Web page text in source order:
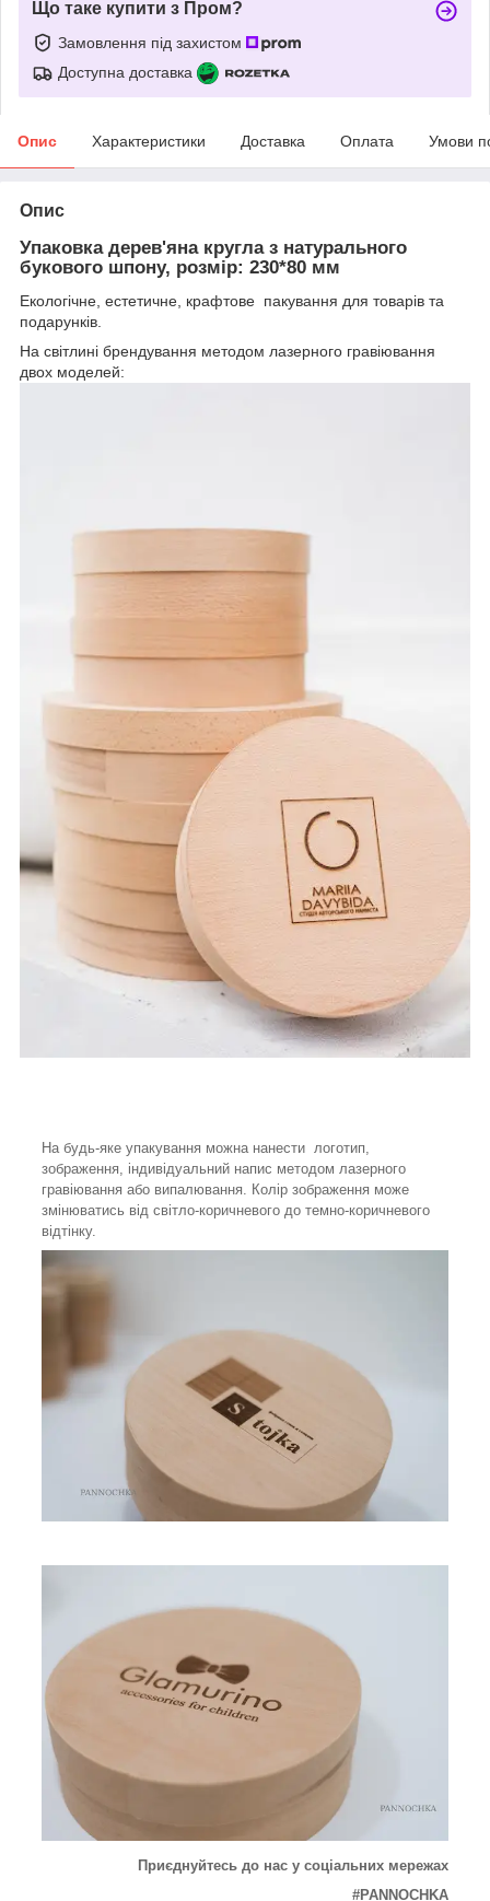
Що таке купити з Пром?
Замовлення під захистом
Доступна доставка
Опис Характеристики Доставка Оплата Умови
Опис
Упаковка дерев'яна кругла з натурального
букового шпону, розмір: 230*80 мм
Екологічне, естетичне, крафтове пакування для товарів та
подарунків.
На світлині брендування методом лазерного гравіювання
двох моделей:
На будь-яке упакування можна нанести логотип,
зображення, індивідуальний напис методом лазерного
гравіювання або випалювання. Колір зображення може
змінюватись від світло-коричневого до темно-коричневого
відтінку.
Приєднуйтесь до нас у соціальних мережах
#PANNOCHKA